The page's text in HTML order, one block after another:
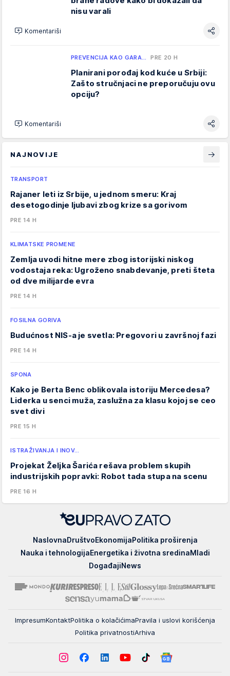
nisu varali
Komentariši
PREVENCIJA KAO GARA… PRE 20 H
Planirani porođaj kod kuće u Srbiji:
Zašto stručnjaci ne preporučuju ovu
opciju?
Komentariši
NAJNOVIJE
TRANSPORT
Rajaner leti iz Srbije, u jednom smeru: Kraj
desetogodinje ljubavi zbog krize sa gorivom
PRE 14 H
KLIMATSKE PROMENE
Zemlja uvodi hitne mere zbog istorijski niskog
vodostaja reka: Ugroženo snabdevanje, preti šteta
od dve milijarde evra
PRE 14 H
FOSILNA GORIVA
Budućnost NIS-a je svetla: Pregovori u završnoj fazi
PRE 14 H
SPONA
Kako je Berta Benc oblikovala istoriju Mercedesa?
Liderka u senci muža, zaslužna za klasu kojoj se ceo
svet divi
PRE 15 H
ISTRAŽIVANJA I INOV…
Projekat Željka Šarića rešava problem skupih
industrijskih popravki: Robot tada stupa na scenu
PRE 16 H
EUpravo
zato
NaslovnaDruštvoEkonomijaPolitika proširenja
Nauka i tehnologijaEnergetika i životna sredinaMladi
DogađajiNews
ImpresumKontaktPolitika o kolačićimaPravila i uslovi korišćenja
Politika privatnostiArhiva